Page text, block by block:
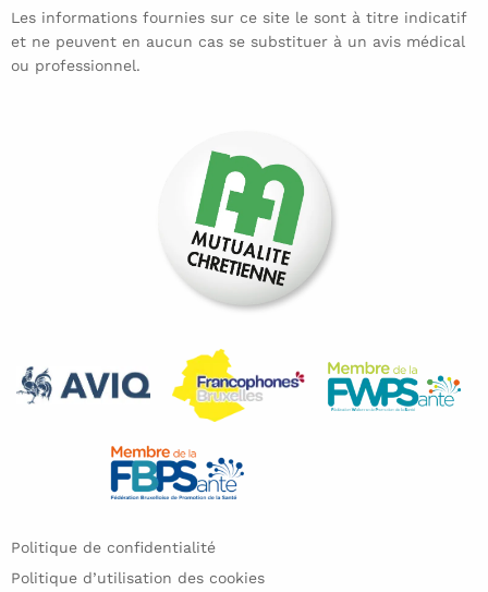
Les informations fournies sur ce site le sont à titre indicatif
et ne peuvent en aucun cas se substituer à un avis médical
ou professionnel.
Politique de confidentialité
Politique d’utilisation des cookies